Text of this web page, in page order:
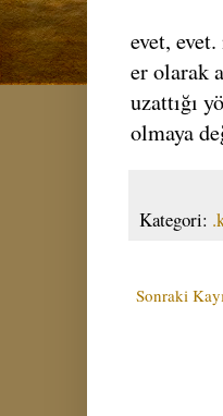
evet,
er olarak
uzattığı
olmaya
Kategori:
Sonraki